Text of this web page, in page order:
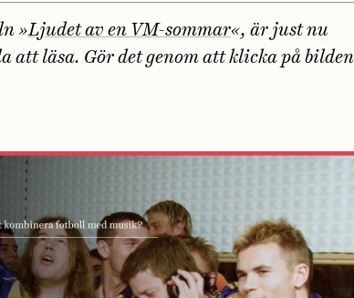
»Ljudet av en VM-sommar«, är just nu
att läsa. Gör det genom att klicka på bilden